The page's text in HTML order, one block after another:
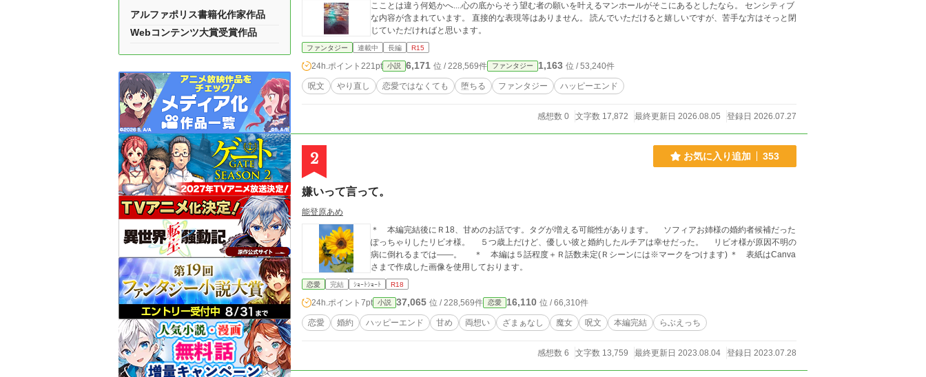
こことは違う何処かへ....心の底からそう望む者の願いを叶えるマンホールがそこにあるとしたなら。 センシティブ
な内容が含まれています。 直接的な表現等はありません。 読んでいただけると嬉しいですが、苦手な方はそっと閉
じていただければと思います。
ファンタジー 連載中 長編 R15
24h.ポイント 221pt 小説 6,171 位 / 228,569件 ファンタジー 1,163 位 / 53,240件
呪文 やり直し 恋愛ではなくても 堕ちる ファンタジー ハッピーエンド
感想数 0 文字数 17,872 最終更新日 2026.08.05 登録日 2026.07.27
2 お気に入り追加 353
嫌いって言って。
能登原あめ
＊ 本編完結後にＲ18、甘めのお話です。タグが増える可能性があります。 ソフィアお姉様の婚約者候補だった
ぽっちゃりしたリビオ様。 ５つ歳上だけど、優しい彼と婚約したルチアは幸せだった。 リビオ様が原因不明の
病に倒れるまでは――。 ＊ 本編は５話程度＋Ｒ話数未定(Ｒシーンには※マークをつけます) ＊ 表紙はCanva
さまで作成した画像を使用しております。
恋愛 完結 ｼｮｰﾄｼｮｰﾄ R18
24h.ポイント 7pt 小説 37,065 位 / 228,569件 恋愛 16,110 位 / 66,310件
恋愛 婚約 ハッピーエンド 甘め 両想い ざまぁなし 魔女 呪文 本編完結 らぶえっち
感想数 6 文字数 13,759 最終更新日 2023.08.04 登録日 2023.07.28
アルファポリス書籍化作家作品
Webコンテンツ大賞受賞作品